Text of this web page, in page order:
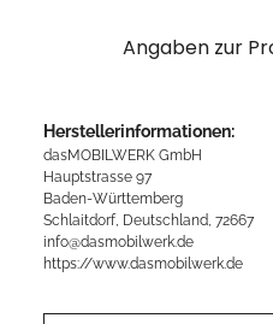
Angaben zur
Herstellerinformationen:
dasMOBILWERK GmbH
Hauptstrasse 97
Baden-Württemberg
Schlaitdorf, Deutschland, 72667
info@dasmobilwerk.de
https://www.dasmobilwerk.de